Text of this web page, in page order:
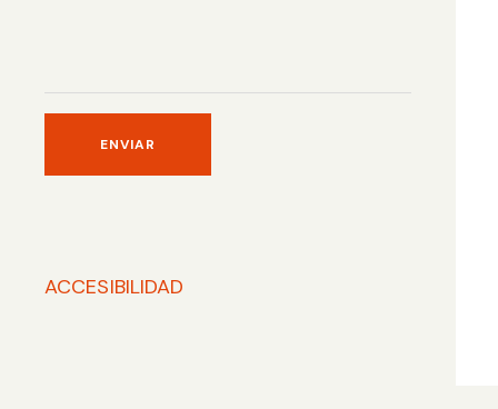
ACCESIBILIDAD